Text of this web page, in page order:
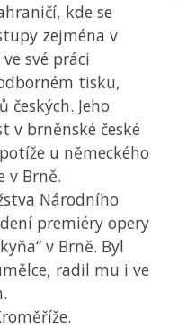
kde se
zejména v
své práci
tisku,
českých. Jeho
v brněnské české
u německého
v Brně.
Národního
premiéry opery
v Brně. Byl
radil mu i ve